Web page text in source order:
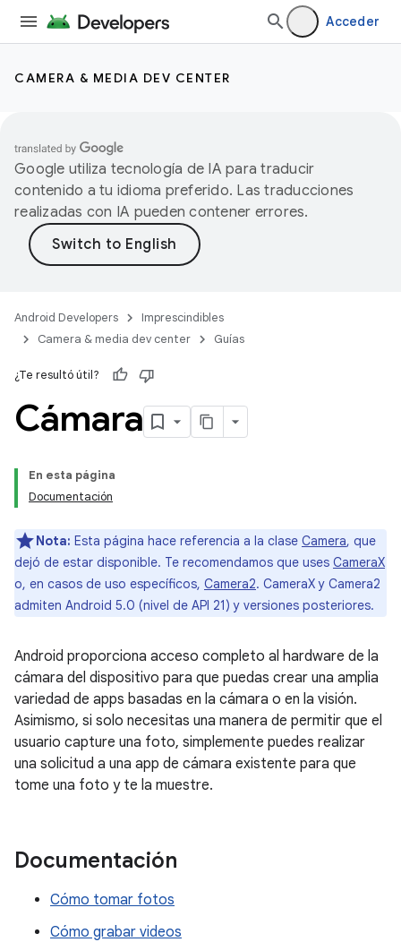
Acceder
CAMERA & MEDIA DEV CENTER
Google utiliza tecnología de IA para traducir
contenido a tu idioma preferido. Las traducciones
realizadas con IA pueden contener errores.
Android Developers
Imprescindibles
Camera & media dev center
Guías
¿Te resultó útil?
Cámara
En esta página
Documentación
Nota: Esta página hace referencia a la clase Camera, que
dejó de estar disponible. Te recomendamos que uses CameraX
o, en casos de uso específicos, Camera2. CameraX y Camera2
admiten Android 5.0 (nivel de API 21) y versiones posteriores.
Android proporciona acceso completo al hardware de la
cámara del dispositivo para que puedas crear una amplia
variedad de apps basadas en la cámara o en la visión.
Asimismo, si solo necesitas una manera de permitir que el
usuario capture una foto, simplemente puedes realizar
una solicitud a una app de cámara existente para que
tome una foto y te la muestre.
Documentación
Cómo tomar fotos
Cómo grabar videos